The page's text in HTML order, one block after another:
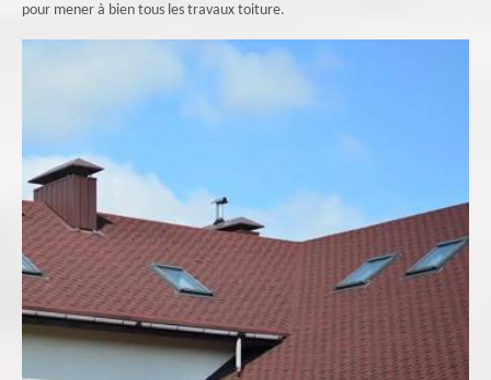
pour mener à bien tous les travaux toiture.